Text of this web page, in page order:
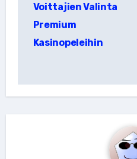
Voittajien Valinta
Premium
Kasinopeleihin